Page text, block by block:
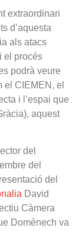
extraordinari
d’aquesta
als atacs
el procés
podrà veure
el CIEMEN, el
i l’espai que
aquest
del
del
del
David
Càmera
Domènech va